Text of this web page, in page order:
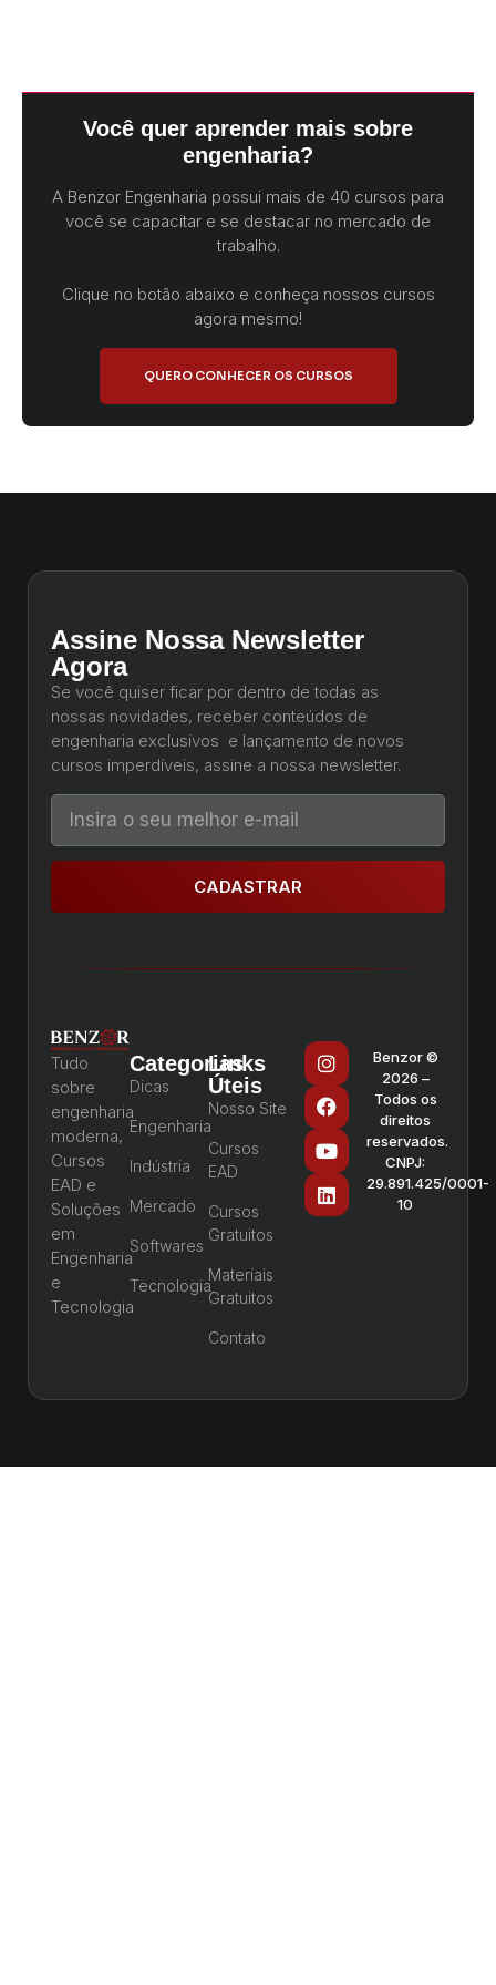
Você quer aprender mais sobre
engenharia?
A Benzor Engenharia possui mais de 40 cursos para
você se capacitar e se destacar no mercado de
trabalho.
Clique no botão abaixo e conheça nossos cursos
agora mesmo!
QUERO CONHECER OS CURSOS
Assine Nossa Newsletter
Agora
Se você quiser ficar por dentro de todas as
nossas novidades, receber conteúdos de
engenharia exclusivos e lançamento de novos
cursos imperdíveis, assine a nossa newsletter.
CADASTRAR
Tudo
sobre
engenharia
moderna,
Cursos
EAD e
Soluções
em
Engenharia
e
Tecnologia
Categorias
Dicas
Engenharia
Indústria
Mercado
Softwares
Tecnologia
Links
Úteis
Nosso Site
Cursos
EAD
Cursos
Gratuitos
Materiais
Gratuitos
Contato
Benzor ©
2026 –
Todos os
direitos
reservados.
CNPJ:
29.891.425/0001-
10